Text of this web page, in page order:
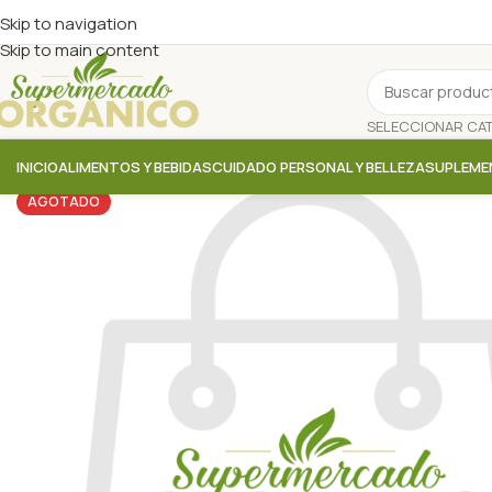
Skip to navigation
Skip to main content
INICIOALIMENTOS Y BEBIDASCUIDADO PERSONAL Y BELLEZA
AGOTADO